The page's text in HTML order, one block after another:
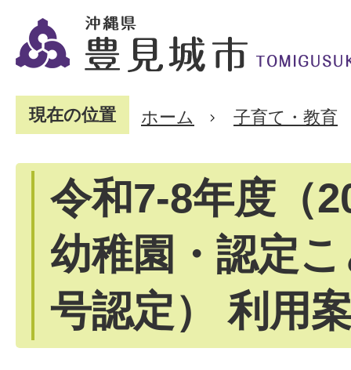
現在の位置 ホーム 子育て・教育
令和7-8年度（
幼稚園・認定
号認定） 利用